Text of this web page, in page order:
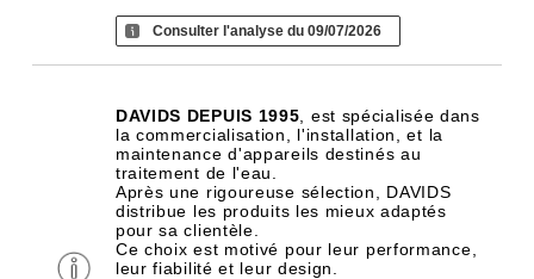
Consulter l'analyse du 09/07/2026
DAVIDS DEPUIS 1995 , est spécialisée dans
la commercialisation, l'installation, et la
maintenance d'appareils destinés au
traitement de l'eau.
Après une rigoureuse sélection, DAVIDS
distribue les produits les mieux adaptés
pour sa clientèle.
Ce choix est motivé pour leur performance,
leur fiabilité et leur design.